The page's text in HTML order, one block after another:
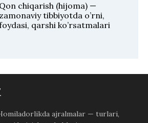
Qon chiqarish (hijoma) —
zamonaviy tibbiyotda o’rni,
qarshi ko’rsatmalari
ajralmalar — turlari,